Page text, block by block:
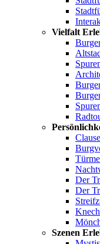
Vielfalt
Der
Der
Szenen